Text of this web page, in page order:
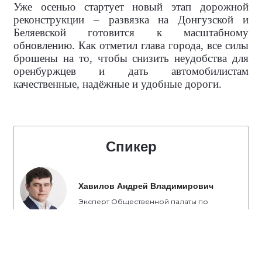
Уже осенью стартует новый этап дорожной
реконструкции – развязка на Донгузской и
Беляевской готовится к масштабному
обновлению. Как отметил глава города, все силы
брошены на то, чтобы снизить неудобства для
оренбуржцев и дать автомобилистам
качественные, надёжные и удобные дороги.
Спикер
Хавилов Андрей Владимирович
Эксперт Общественной палаты по